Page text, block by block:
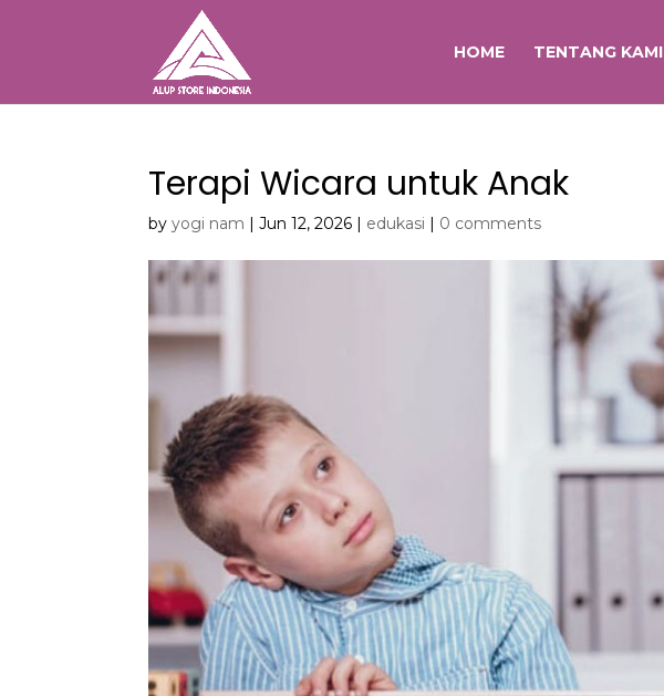
HOME TENTANG KAMI
Terapi Wicara untuk Anak
byyogi nam |Jun 12, 2026 | edukasi | 0 comments